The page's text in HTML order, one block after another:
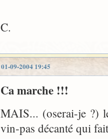
C.
01-09-2004 19:45
Ca marche !!!
MAIS... (oserai-je ?)
vin-pas décanté qui